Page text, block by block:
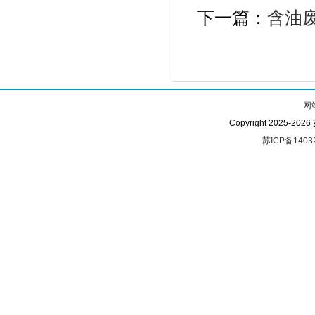
下一篇： 含油
网
Copyright 2025-2026
苏ICP备